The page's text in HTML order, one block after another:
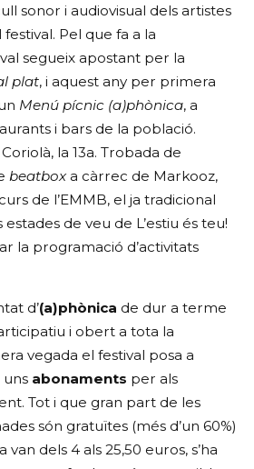
sonor i audiovisual dels artistes
Pel que fa a la
segueix apostant per la
plat, i aquest any per primera
Menú pícnic (a)phònica, a
i bars de la població.
la 13a. Trobada de
beatboxa càrrec de Markooz,
de l’EMMB, el ja tradicional
de veu de L’estiu és teu!
la programació d’activitats
d’(a)phònica de dur a terme
i obert a tota la
vegada el festival posa a
uns abonaments per als
Tot i que gran part de les
són gratuïtes (més d’un 60%)
dels 4 als 25,50 euros, s’ha